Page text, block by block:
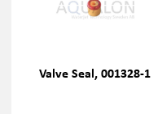
Valve Seal, 001328-1